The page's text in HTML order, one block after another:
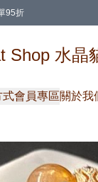
95折
Shop 水晶
式會員專區關於我